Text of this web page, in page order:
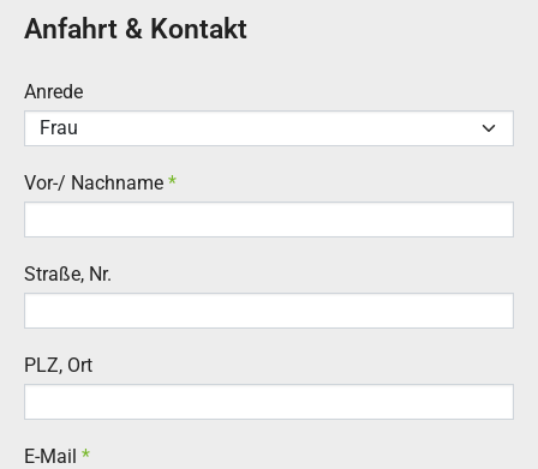
Anfahrt & Kontakt
Anrede
Vor-/ Nachname *
Straße, Nr.
PLZ, Ort
E-Mail *